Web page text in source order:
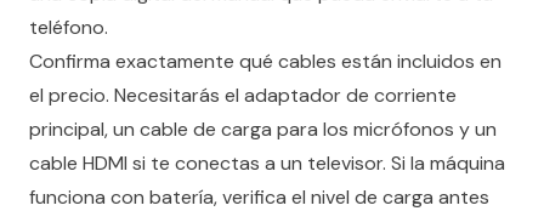
teléfono.
Confirma exactamente qué cables están incluidos en
el precio. Necesitarás el adaptador de corriente
principal, un cable de carga para los micrófonos y un
cable HDMI si te conectas a un televisor. Si la máquina
funciona con batería, verifica el nivel de carga antes